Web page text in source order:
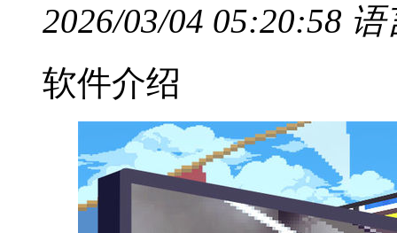
2026/03/04 05:20:58 语
软件介绍